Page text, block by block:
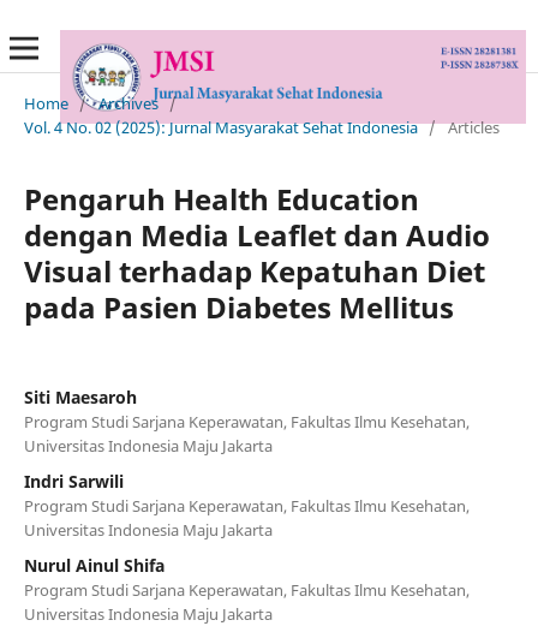
Home / Archives /
Vol. 4 No. 02 (2025): Jurnal Masyarakat Sehat Indonesia / Articles
Pengaruh Health Education
dengan Media Leaflet dan Audio
Visual terhadap Kepatuhan Diet
pada Pasien Diabetes Mellitus
Siti Maesaroh
Program Studi Sarjana Keperawatan, Fakultas Ilmu Kesehatan,
Universitas Indonesia Maju Jakarta
Indri Sarwili
Program Studi Sarjana Keperawatan, Fakultas Ilmu Kesehatan,
Universitas Indonesia Maju Jakarta
Nurul Ainul Shifa
Program Studi Sarjana Keperawatan, Fakultas Ilmu Kesehatan,
Universitas Indonesia Maju Jakarta